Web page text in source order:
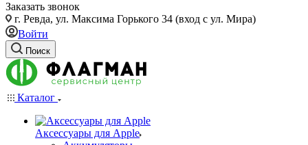
Заказать звонок
г. Ревда, ул. Максима Горького 34 (вход с ул. Мира)
Войти
Поиск
Каталог
Аксессуары для Apple